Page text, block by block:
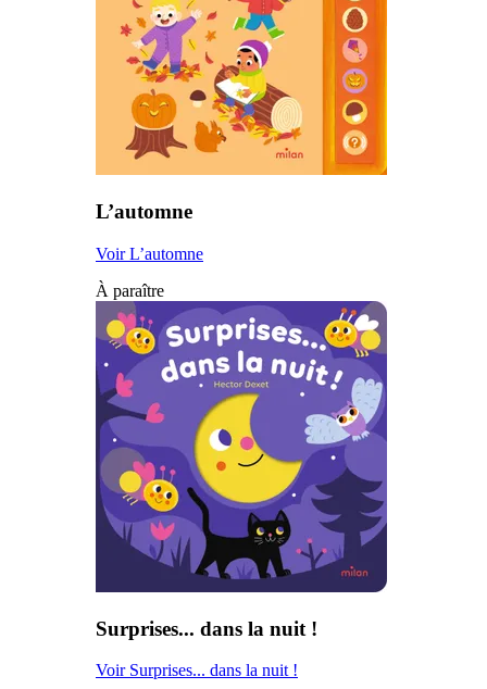
L’automne
Voir L’automne
À paraître
Surprises... dans la nuit !
Voir Surprises... dans la nuit !